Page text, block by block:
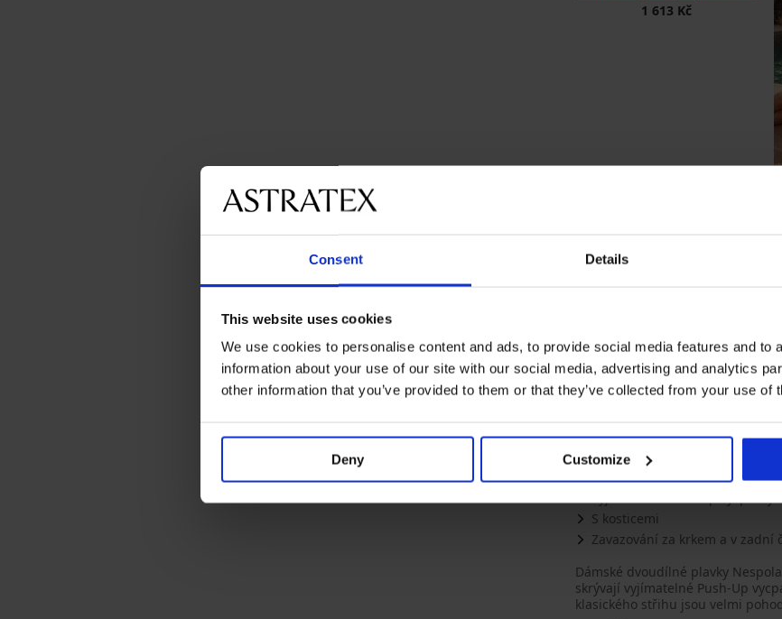
Consent Details
This website uses cookies
We use cookies to personalise content and ads, to provide social media features and to
information about your use of our site with our social media, advertising and analytics
other information that you’ve provided to them or that they’ve collected from your use of
Deny Customize
1 613 Kč
PREMIUM
POPIS
Kalhotková část klasického střihu
Vyztužené košíčky
S kosticemi
Zavazování za krkem a v zadní
Dámské dvoudílné plavky
skrývají vyjímatelné Push-Up
klasického střihu jsou velmi